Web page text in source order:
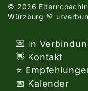
© 2026
Würzburg 💚
💌 In
👋 Kontakt
⭐
📅 Kalender